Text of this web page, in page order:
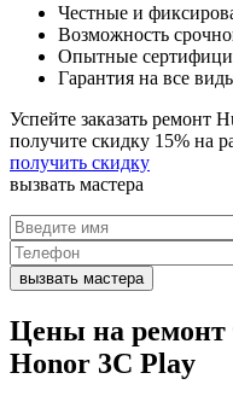
Честные и
Возможность
Опытные
Гарантия на все
Успейте заказать ремонт
получите скидку 15% на
получить скидку
вызвать мастера
Цены на ремонт
Honor 3C Play